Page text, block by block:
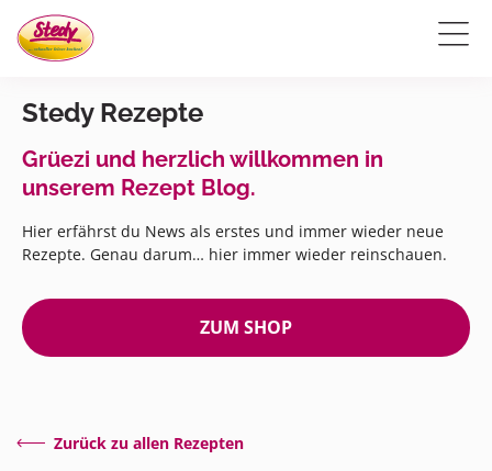
Stedy Rezepte
Grüezi und herzlich willkommen in
unserem Rezept Blog.
Hier erfährst du News als erstes und immer wieder neue
Rezepte. Genau darum… hier immer wieder reinschauen.
ZUM SHOP
Zurück zu allen Rezepten